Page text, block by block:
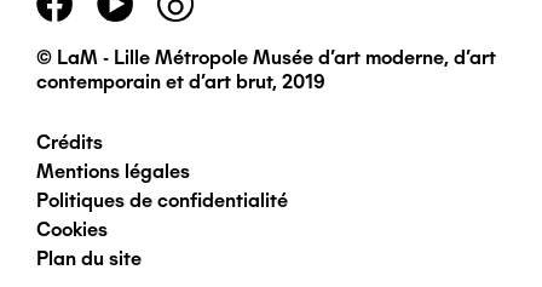
principal
© LaM - Lille Métropole Musée d'art moderne, d'art
contemporain et d'art brut, 2019
Pied
de
Crédits
Mentions légales
Politiques de confidentialité
Cookies
Plan du site